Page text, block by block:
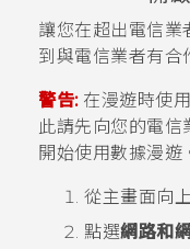
讓您在超出電信業
到與電信業者有合
警告:在漫遊時使
此請先向您的電
開始使用數據漫遊
從主畫面向
點選網路和